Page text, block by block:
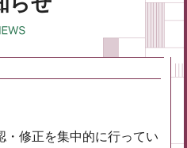
・修正を集中的に行ってい